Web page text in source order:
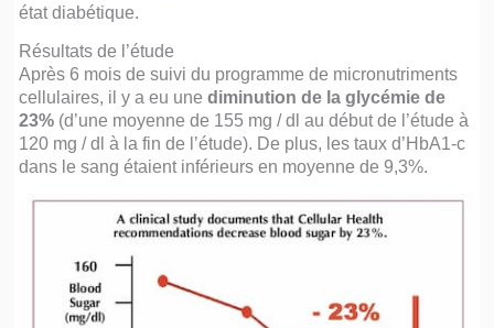
état diabétique.
Résultats de l’étude
Après 6 mois de suivi du programme de micronutriments
cellulaires, il y a eu unediminution de la glycémie de
23% (d’une moyenne de 155 mg / dl au début de l’étude à
120 mg / dl à la fin de l’étude). De plus, les taux d’HbA1-c
dans le sang étaient inférieurs en moyenne de 9,3%.